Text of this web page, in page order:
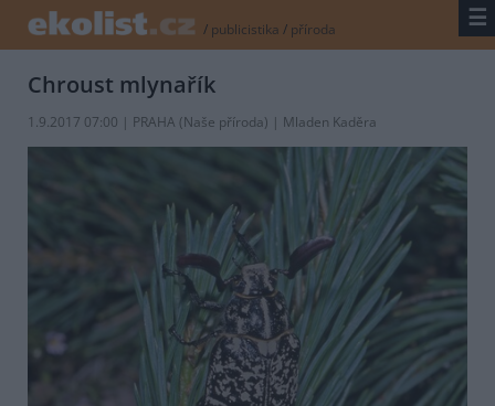
/ publicistika / příroda ☰
Chroust mlynařík
1.9.2017 07:00 | PRAHA (Naše příroda) | Mladen Kaděra